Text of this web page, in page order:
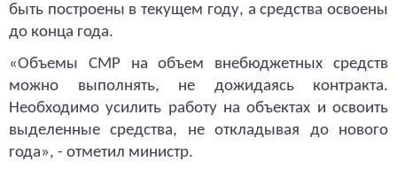
быть построены в текущем году, а средства освоены
до конца года.
«Объемы СМР на объем внебюджетных средств
можно выполнять, не дожидаясь контракта.
Необходимо усилить работу на объектах и освоить
выделенные средства, не откладывая до нового
года», - отметил министр.